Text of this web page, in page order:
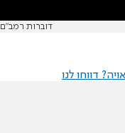
דוברות רמב"ם
דווחו לנו